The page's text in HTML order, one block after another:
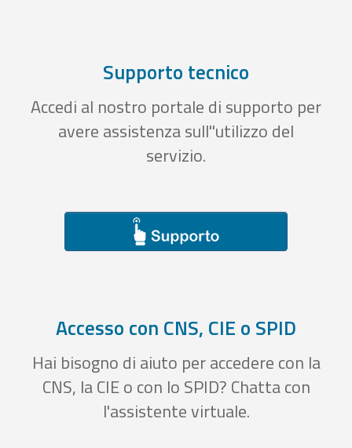
Supporto tecnico
Accedi al nostro portale di supporto per
avere assistenza sull''utilizzo del
servizio.
Accesso con CNS, CIE o SPID
Hai bisogno di aiuto per accedere con la
CNS, la CIE o con lo SPID? Chatta con
l'assistente virtuale.